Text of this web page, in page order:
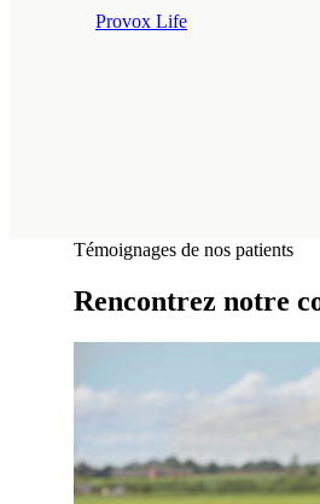
Provox Life
Témoignages de nos patients
Rencontrez notre